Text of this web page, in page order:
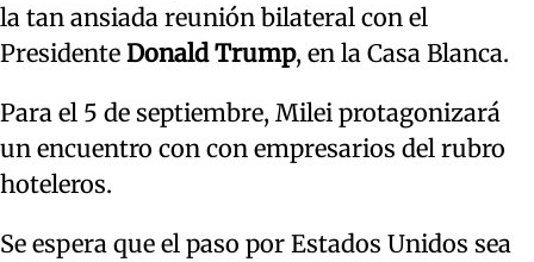
la tan ansiada reunión bilateral con el
Presidente Donald Trump, en la Casa Blanca.
Para el 5 de septiembre, Milei protagonizará
un encuentro con con empresarios del rubro
hoteleros.
Se espera que el paso por Estados Unidos sea